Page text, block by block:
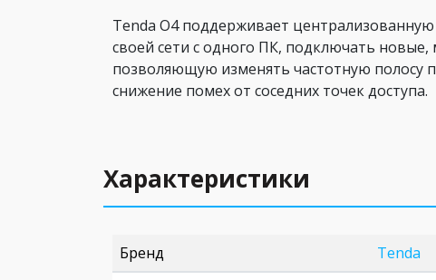
Tenda O4 поддерживает
своей сети с одного ПК, подключать
позволяющую изменять частотную полосу
снижение помех от соседних точек доступа.
Характеристики
Бренд
Tenda